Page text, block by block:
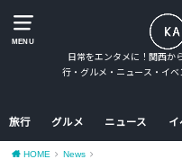
MENU
日常をエンタメに！関西か
行・グルメ・ニュース・イ
旅行 グルメ ニュース イ
HOME News